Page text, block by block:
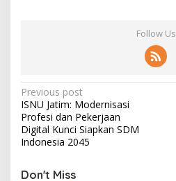
Follow Us
P
o
s
t
n
Previous post
ISNU Jatim: Modernisasi
Profesi dan Pekerjaan
Digital Kunci Siapkan SDM
Indonesia 2045
Don't Miss